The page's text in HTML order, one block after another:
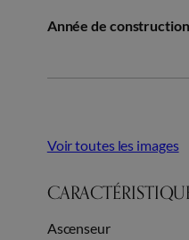
Année de construction
Voir toutes les images
Ascenseur